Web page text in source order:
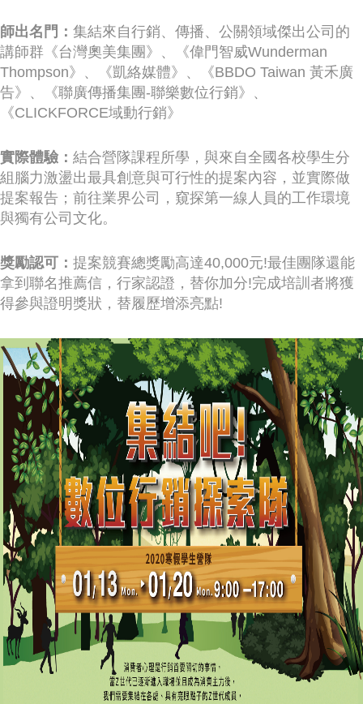
師出名門： 集結來自行銷、傳播、公關領域傑出公司的
講師群《台灣奧美集團》、《偉門智威Wunderman
Thompson》、《凱絡媒體》、《BBDO Taiwan 黃禾廣
告》、《聯廣傳播集團-聯樂數位行銷》、
《CLICKFORCE域動行銷》
實際體驗： 結合營隊課程所學，與來自全國各校學生分
組腦力激盪出最具創意與可行性的提案內容，並實際做
提案報告；前往業界公司，窺探第一線人員的工作環境
與獨有公司文化。
獎勵認可： 提案競賽總獎勵高達40,000元!最佳團隊還能
拿到聯名推薦信，行家認證，替你加分!完成培訓者將獲
得參與證明獎狀，替履歷增添亮點!